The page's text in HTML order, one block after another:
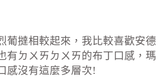
葡撻相較起來，我比較喜歡安德
有ㄉㄨㄞㄉㄨㄞ的布丁口感，瑪
感沒有這麼多層次!